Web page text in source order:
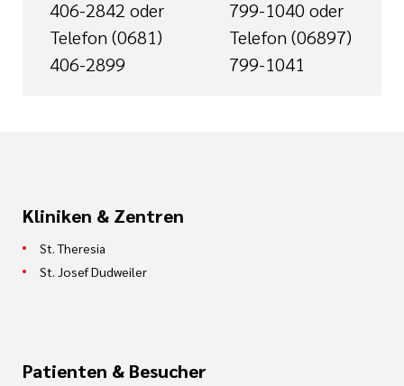
406-2842 oder
Telefon (0681)
406-2899
799-1040 oder
Telefon (06897)
799-1041
Kliniken & Zentren
St. Theresia
St. Josef Dudweiler
Patienten & Besucher